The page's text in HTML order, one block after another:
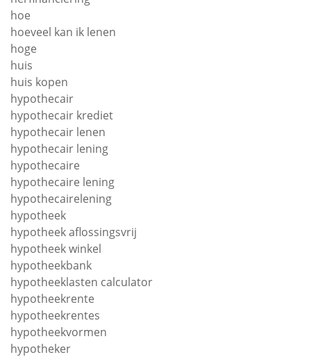
hoe
hoeveel kan ik lenen
hoge
huis
huis kopen
hypothecair
hypothecair krediet
hypothecair lenen
hypothecair lening
hypothecaire
hypothecaire lening
hypothecairelening
hypotheek
hypotheek aflossingsvrij
hypotheek winkel
hypotheekbank
hypotheeklasten calculator
hypotheekrente
hypotheekrentes
hypotheekvormen
hypotheker